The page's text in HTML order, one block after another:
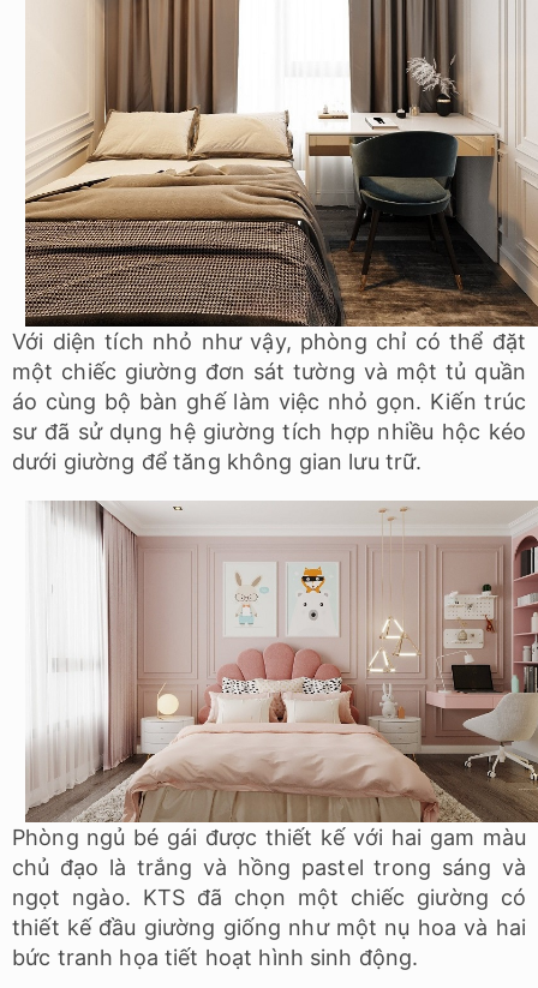
Với diện tích nhỏ như vậy, phòng chỉ có thể đặt
một chiếc giường đơn sát tường và một tủ quần
áo cùng bộ bàn ghế làm việc nhỏ gọn. Kiến trúc
sư đã sử dụng hệ giường tích hợp nhiều hộc kéo
dưới giường để tăng không gian lưu trữ.
Phòng ngủ bé gái được thiết kế với hai gam màu
chủ đạo là trắng và hồng pastel trong sáng và
ngọt ngào. KTS đã chọn một chiếc giường có
thiết kế đầu giường giống như một nụ hoa và hai
bức tranh họa tiết hoạt hình sinh động.